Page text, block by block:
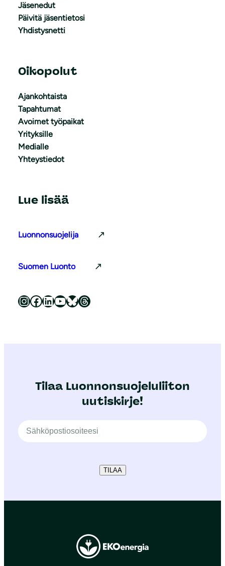
Jäsenedut
Päivitä jäsentietosi
Yhdistysnetti
Oikopolut
Ajankohtaista
Tapahtumat
Avoimet työpaikat
Yrityksille
Medialle
Yhteystiedot
Lue lisää
Luonnonsuojelija
Suomen Luonto
Luonnonsuojeluliitto Instagramissa Luonnonsuojeluliitto Facebookissa Luonnonsuojeluliitto LinkedInissä Luonnonsuojeluliiton YouTube-kanava Luonnonsuojeluliitto Blueskyssa Luonnonsuojeluliitto Threadsissa
Tilaa Luonnonsuojeluliiton
uutiskirje!
TILAA